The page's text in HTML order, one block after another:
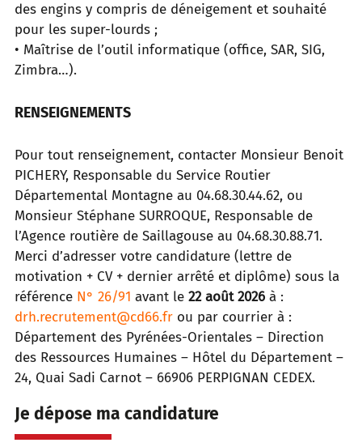
des engins y compris de déneigement et souhaité
pour les super-lourds ;
• Maîtrise de l’outil informatique (office, SAR, SIG,
Zimbra…).
RENSEIGNEMENTS
Pour tout renseignement, contacter Monsieur Benoit
PICHERY, Responsable du Service Routier
Départemental Montagne au 04.68.30.44.62, ou
Monsieur Stéphane SURROQUE, Responsable de
l’Agence routière de Saillagouse au 04.68.30.88.71.
Merci d’adresser votre candidature (lettre de
motivation + CV + dernier arrêté et diplôme) sous la
référence N° 26/91 avant le 22 août 2026 à :
drh.recrutement@cd66.fr ou par courrier à :
Département des Pyrénées-Orientales – Direction
des Ressources Humaines – Hôtel du Département –
24, Quai Sadi Carnot – 66906 PERPIGNAN CEDEX.
Je dépose ma candidature